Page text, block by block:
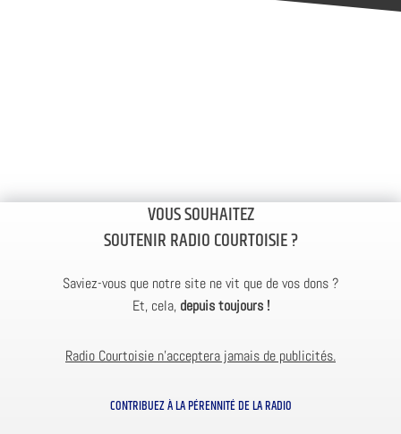
VOUS SOUHAITEZ
SOUTENIR RADIO COURTOISIE ?
Saviez-vous que notre site ne vit que de vos dons ?
Et, cela, depuis toujours !
Radio Courtoisie n’acceptera jamais de publicités.
CONTRIBUEZ À LA PÉRENNITÉ DE LA RADIO